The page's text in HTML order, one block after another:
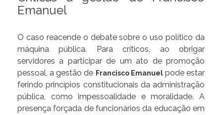
Emanuel
O caso reacende o debate sobre o uso político da
máquina pública. Para críticos, ao obrigar
servidores a participar de um ato de promoção
pessoal, a gestão de Francisco Emanuelpode estar
ferindo princípios constitucionais da administração
pública, como impessoalidade e moralidade. A
presença forçada de funcionários da educação em